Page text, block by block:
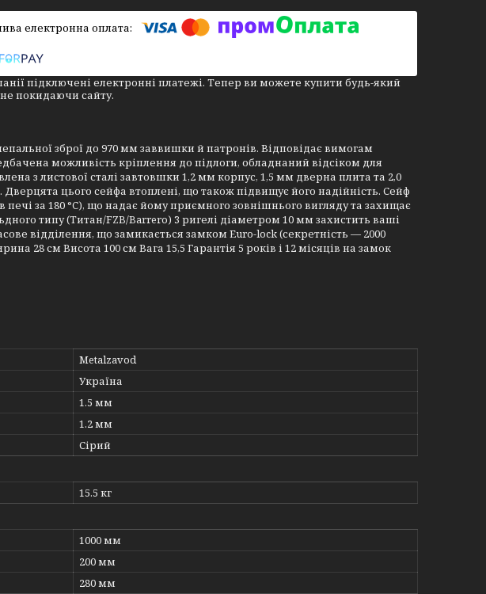
підключені електронні платежі. Тепер ви можете купити будь-який
покидаючи сайту.
зброї до 970 мм заввишки й патронів. Відповідає вимогам
можливість кріплення до підлоги, обладнаний відсіком для
з листової сталі завтовшки 1,2 мм корпус, 1,5 мм дверна плита та 2,0
цього сейфа втоплені, що також підвищує його надійність. Сейф
за 180 °C), що надає йому приємного зовнішнього вигляду та захищає
типу (Титан/FZB/Barrero) 3 ригелі діаметром 10 мм захистить ваші
відділення, що замикається замком Euro-lock (секретність — 2000
28 см Висота 100 см Вага 15,5 Гарантія 5 років і 12 місяців на замок
Metalzavod
Україна
1.5 мм
1.2 мм
Сірий
15.5 кг
1000 мм
200 мм
280 мм